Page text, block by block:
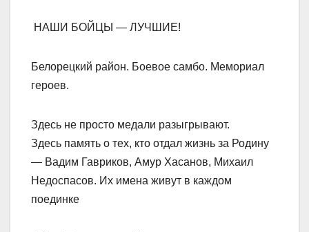
НАШИ БОЙЦЫ — ЛУЧШИЕ!
Белорецкий район. Боевое самбо. Мемориал
героев.
Здесь не просто медали разыгрывают.
Здесь память о тех, кто отдал жизнь за Родину
— Вадим Гавриков, Амур Хасанов, Михаил
Недоспасов. Их имена живут в каждом
поединке